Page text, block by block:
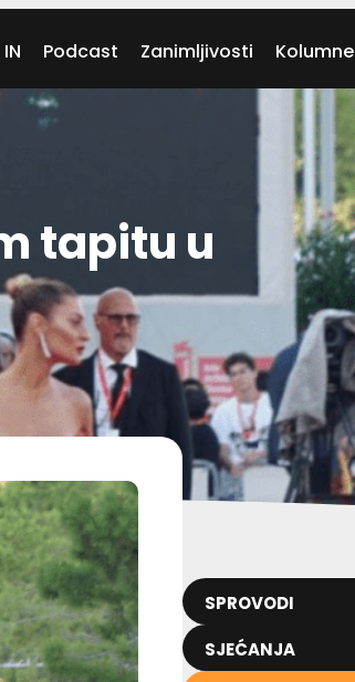
Podcast Zanimljivosti Kolumne
tapitu u
SPROVODI
SJEĆANJA